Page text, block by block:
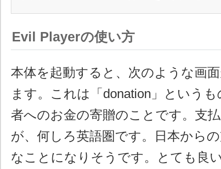
Evil Playerの使い方
本体を起動すると、次のような画
ます。これは「donation」という
者へのお金の寄贈のことです。支
が、何しろ英語圏です。日本から
なことになりそうです。とても良